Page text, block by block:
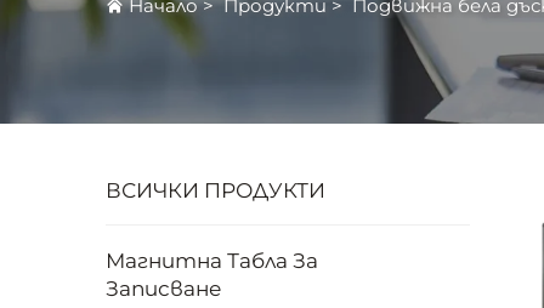
Начало>Продукти > Подвижна бела
ВСИЧКИ ПРОДУКТИ
Магнитна Табла За
Записване